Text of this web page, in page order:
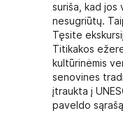
suriša, kad jos
nesugriūtų.
Tęsite
Titikakos
kultūrinėmis
senovines
įtraukta į
paveldo